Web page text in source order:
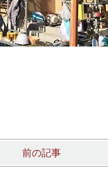
前の記事